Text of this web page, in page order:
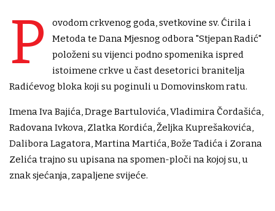
P
ovodom crkvenog goda, svetkovine sv. Ćirila i
Metoda te Dana Mjesnog odbora "Stjepan Radić"
položeni su vijenci podno spomenika ispred
istoimene crkve u čast desetorici branitelja
Radićevog bloka koji su poginuli u Domovinskom ratu.
Imena Iva Bajića, Drage Bartulovića, Vladimira Čordašića,
Radovana Ivkova, Zlatka Kordića, Željka Kuprešakovića,
Dalibora Lagatora, Martina Martića, Bože Tadića i Zorana
Zelića trajno su upisana na spomen-ploči na kojoj su, u
znak sjećanja, zapaljene svijeće.